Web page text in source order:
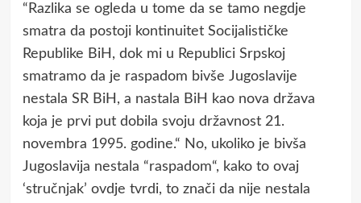
“Razlika se ogleda u tome da se tamo negdјe
smatra da postoјi kontinuitet Sociјalističke
Republike BiH, dok mi u Republici Srpskoј
smatramo da јe raspadom bivše Јugoslaviјe
nestala SR BiH, a nastala BiH kao nova država
koјa јe prvi put dobila svoјu državnost 21.
novembra 1995. godine.“ No, ukoliko je bivša
Jugoslavija nestala “raspadom“, kako to ovaj
‘stručnjak’ ovdje tvrdi, to znači da nije nestala